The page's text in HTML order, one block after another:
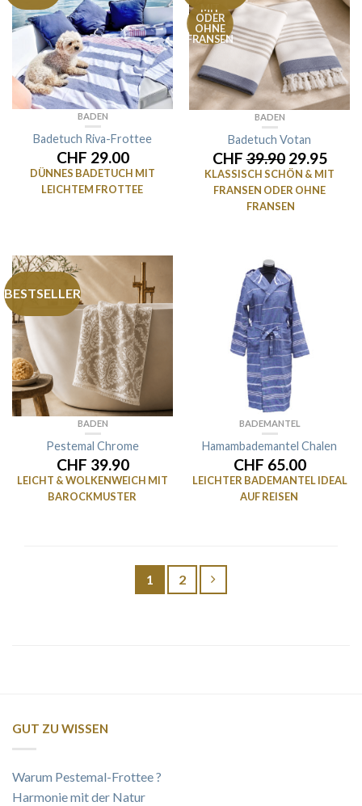
BADEN
Badetuch Riva-Frottee
CHF 29.00
DÜNNES BADETUCH MIT
LEICHTEM FROTTEE
MIT
ODER
OHNE
FRANSEN
BADEN
Badetuch Votan
CHF39.9029.95
KLASSISCH SCHÖN & MIT
FRANSEN ODER OHNE
FRANSEN
BESTSELLER
BADEN
Pestemal Chrome
CHF 39.90
LEICHT & WOLKENWEICH MIT
BAROCKMUSTER
BADEMANTEL
Hamambademantel Chalen
CHF 65.00
LEICHTER BADEMANTEL IDEAL
AUF REISEN
1 2
GUT ZU WISSEN
Warum Pestemal-Frottee ?
Harmonie mit der Natur